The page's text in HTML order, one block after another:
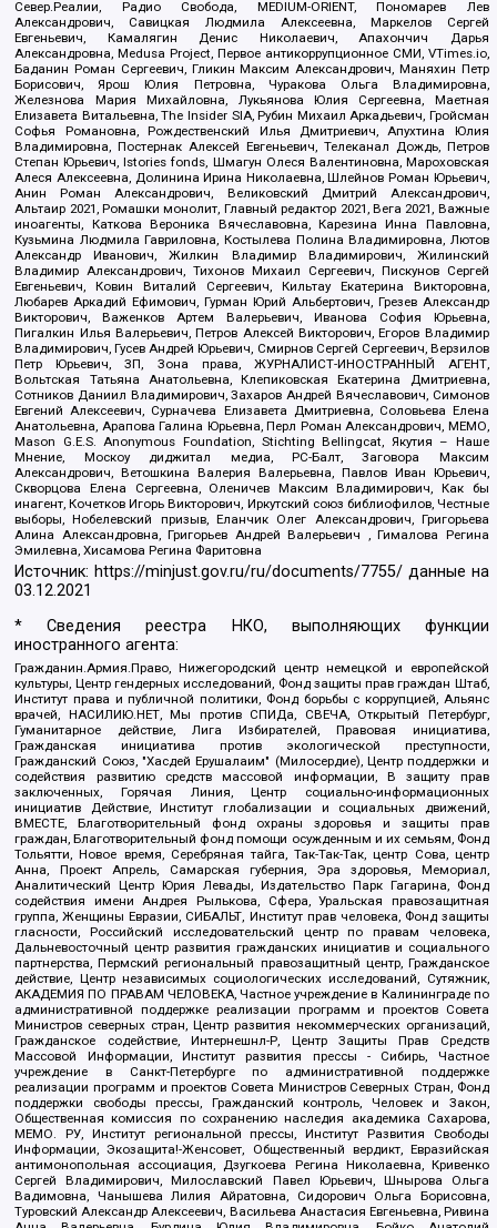
Север.Реалии, Радио Свобода, MEDIUM-ORIENT, Пономарев Лев
Александрович, Савицкая Людмила Алексеевна, Маркелов Сергей
Евгеньевич, Камалягин Денис Николаевич, Апахончич Дарья
Александровна, Medusa Project, Первое антикоррупционное СМИ, VTimes.io,
Баданин Роман Сергеевич, Гликин Максим Александрович, Маняхин Петр
Борисович, Ярош Юлия Петровна, Чуракова Ольга Владимировна,
Железнова Мария Михайловна, Лукьянова Юлия Сергеевна, Маетная
Елизавета Витальевна, The Insider SIA, Рубин Михаил Аркадьевич, Гройсман
Софья Романовна, Рождественский Илья Дмитриевич, Апухтина Юлия
Владимировна, Постернак Алексей Евгеньевич, Телеканал Дождь, Петров
Степан Юрьевич, Istories fonds, Шмагун Олеся Валентиновна, Мароховская
Алеся Алексеевна, Долинина Ирина Николаевна, Шлейнов Роман Юрьевич,
Анин Роман Александрович, Великовский Дмитрий Александрович,
Альтаир 2021, Ромашки монолит, Главный редактор 2021, Вега 2021, Важные
иноагенты, Каткова Вероника Вячеславовна, Карезина Инна Павловна,
Кузьмина Людмила Гавриловна, Костылева Полина Владимировна, Лютов
Александр Иванович, Жилкин Владимир Владимирович, Жилинский
Владимир Александрович, Тихонов Михаил Сергеевич, Пискунов Сергей
Евгеньевич, Ковин Виталий Сергеевич, Кильтау Екатерина Викторовна,
Любарев Аркадий Ефимович, Гурман Юрий Альбертович, Грезев Александр
Викторович, Важенков Артем Валерьевич, Иванова София Юрьевна,
Пигалкин Илья Валерьевич, Петров Алексей Викторович, Егоров Владимир
Владимирович, Гусев Андрей Юрьевич, Смирнов Сергей Сергеевич, Верзилов
Петр Юрьевич, ЗП, Зона права, ЖУРНАЛИСТ-ИНОСТРАННЫЙ АГЕНТ,
Вольтская Татьяна Анатольевна, Клепиковская Екатерина Дмитриевна,
Сотников Даниил Владимирович, Захаров Андрей Вячеславович, Симонов
Евгений Алексеевич, Сурначева Елизавета Дмитриевна, Соловьева Елена
Анатольевна, Арапова Галина Юрьевна, Перл Роман Александрович, МЕМО,
Mason G.E.S. Anonymous Foundation, Stichting Bellingcat, Якутия – Наше
Мнение, Москоу диджитал медиа, РС-Балт, Заговора Максим
Александрович, Ветошкина Валерия Валерьевна, Павлов Иван Юрьевич,
Скворцова Елена Сергеевна, Оленичев Максим Владимирович, Как бы
инагент, Кочетков Игорь Викторович, Иркутский союз библиофилов, Честные
выборы, Нобелевский призыв, Еланчик Олег Александрович, Григорьева
Алина Александровна, Григорьев Андрей Валерьевич , Гималова Регина
Эмилевна, Хисамова Регина Фаритовна
Источник: https://minjust.gov.ru/ru/documents/7755/ данные на
03.12.2021
* Сведения реестра НКО, выполняющих функции
иностранного агента:
Гражданин.Армия.Право, Нижегородский центр немецкой и европейской
культуры, Центр гендерных исследований, Фонд защиты прав граждан Штаб,
Институт права и публичной политики, Фонд борьбы с коррупцией, Альянс
врачей, НАСИЛИЮ.НЕТ, Мы против СПИДа, СВЕЧА, Открытый Петербург,
Гуманитарное действие, Лига Избирателей, Правовая инициатива,
Гражданская инициатива против экологической преступности,
Гражданский Союз, "Хасдей Ерушалаим" (Милосердие), Центр поддержки и
содействия развитию средств массовой информации, В защиту прав
заключенных, Горячая Линия, Центр социально-информационных
инициатив Действие, Институт глобализации и социальных движений,
ВМЕСТЕ, Благотворительный фонд охраны здоровья и защиты прав
граждан, Благотворительный фонд помощи осужденным и их семьям, Фонд
Тольятти, Новое время, Серебряная тайга, Так-Так-Так, центр Сова, центр
Анна, Проект Апрель, Самарская губерния, Эра здоровья, Мемориал,
Аналитический Центр Юрия Левады, Издательство Парк Гагарина, Фонд
содействия имени Андрея Рылькова, Сфера, Уральская правозащитная
группа, Женщины Евразии, СИБАЛЬТ, Институт прав человека, Фонд защиты
гласности, Российский исследовательский центр по правам человека,
Дальневосточный центр развития гражданских инициатив и социального
партнерства, Пермский региональный правозащитный центр, Гражданское
действие, Центр независимых социологических исследований, Сутяжник,
АКАДЕМИЯ ПО ПРАВАМ ЧЕЛОВЕКА, Частное учреждение в Калининграде по
административной поддержке реализации программ и проектов Совета
Министров северных стран, Центр развития некоммерческих организаций,
Гражданское содействие, Интернешнл-Р, Центр Защиты Прав Средств
Массовой Информации, Институт развития прессы - Сибирь, Частное
учреждение в Санкт-Петербурге по административной поддержке
реализации программ и проектов Совета Министров Северных Стран, Фонд
поддержки свободы прессы, Гражданский контроль, Человек и Закон,
Общественная комиссия по сохранению наследия академика Сахарова,
МЕМО. РУ, Институт региональной прессы, Институт Развития Свободы
Информации, Экозащита!-Женсовет, Общественный вердикт, Евразийская
антимонопольная ассоциация, Дзугкоева Регина Николаевна, Кривенко
Сергей Владимирович, Милославский Павел Юрьевич, Шнырова Ольга
Вадимовна, Чанышева Лилия Айратовна, Сидорович Ольга Борисовна,
Туровский Александр Алексеевич, Васильева Анастасия Евгеньевна, Ривина